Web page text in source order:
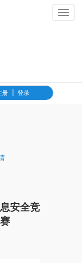
册 登录
安全竞